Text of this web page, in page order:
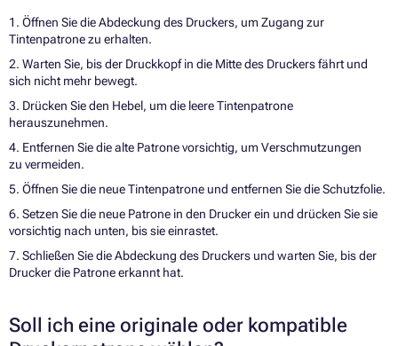
1. Öffnen Sie die Abdeckung des Druckers, um Zugang zur
Tintenpatrone zu erhalten.
2. Warten Sie, bis der Druckkopf in die Mitte des Druckers fährt und
sich nicht mehr bewegt.
3. Drücken Sie den Hebel, um die leere Tintenpatrone
herauszunehmen.
4. Entfernen Sie die alte Patrone vorsichtig, um Verschmutzungen
zu vermeiden.
5. Öffnen Sie die neue Tintenpatrone und entfernen Sie die Schutzfolie.
6. Setzen Sie die neue Patrone in den Drucker ein und drücken Sie sie
vorsichtig nach unten, bis sie einrastet.
7. Schließen Sie die Abdeckung des Druckers und warten Sie, bis der
Drucker die Patrone erkannt hat.
Soll ich eine originale oder kompatible